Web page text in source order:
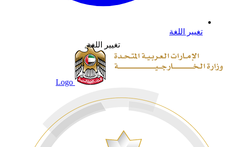
تغيير اللغة
تغيير اللغة
Logo